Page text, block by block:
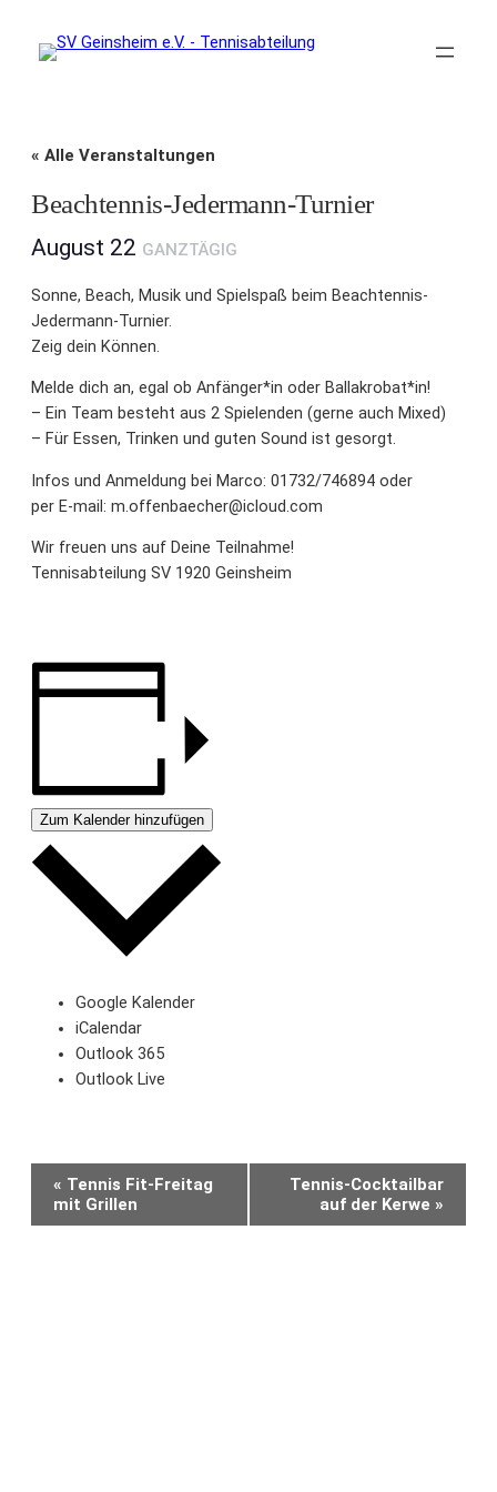
« Alle Veranstaltungen
Beachtennis-Jedermann-Turnier
August 22 GANZTÄGIG
Sonne, Beach, Musik und Spielspaß beim Beachtennis-
Jedermann-Turnier.
Zeig dein Können.
Melde dich an, egal ob Anfänger*in oder Ballakrobat*in!
– Ein Team besteht aus 2 Spielenden (gerne auch Mixed)
– Für Essen, Trinken und guten Sound ist gesorgt.
Infos und Anmeldung bei Marco: 01732/746894 oder
per E-mail: m.offenbaecher@icloud.com
Wir freuen uns auf Deine Teilnahme!
Tennisabteilung SV 1920 Geinsheim
Zum Kalender hinzufügen
Google Kalender
iCalendar
Outlook 365
Outlook Live
Veranstaltung-
Navigation
« Tennis Fit-Freitag
mit Grillen
Tennis-Cocktailbar
auf der Kerwe »